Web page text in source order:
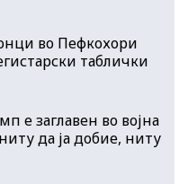
во Пефкохори
таблички
е заглавен во војна
да ја добие, ниту